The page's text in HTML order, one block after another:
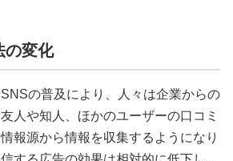
の変化
の普及により、人々は企業からの
人や知人、ほかのユーザーの口コミ
報源から情報を収集するようになり